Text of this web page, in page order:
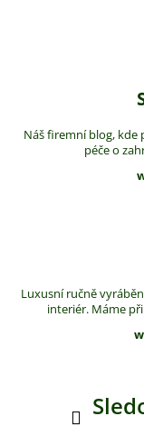
Náš firemní blog, kde
péče o
Luxusní ručně
interiér. Máme